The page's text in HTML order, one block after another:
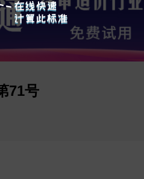
71号